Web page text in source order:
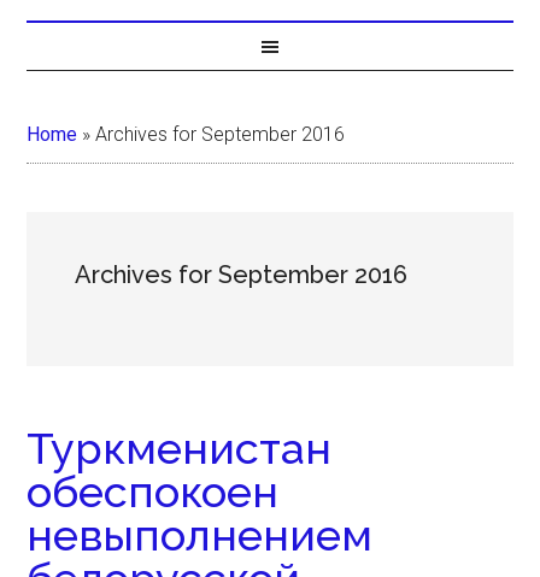
Home »Archives for September 2016
Archives for September 2016
Туркменистан
обеспокоен
невыполнением